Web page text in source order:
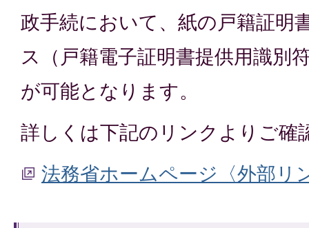
政手続において、紙の戸籍証明
ス（戸籍電子証明書提供用識別
が可能となります。
詳しくは下記のリンクよりご確
法務省ホームページ〈外部リ